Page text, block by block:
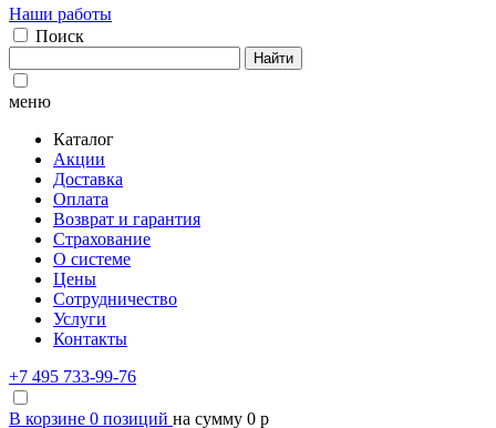
Наши работы
Поиск
Найти
меню
Каталог
Акции
Доставка
Оплата
Возврат и гарантия
Страхование
О системе
Цены
Сотрудничество
Услуги
Контакты
+7 495 733-99-76
В корзине 0 позиций на сумму 0 p